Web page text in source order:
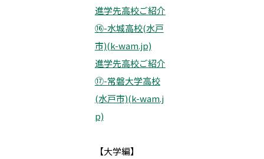
進学先高校ご紹介
⑯-水城高校(水戸
市)(k-wam.jp)
進学先高校ご紹介
⑰-常磐大学高校
(水戸市)(k-wam.j
p)
【大学編】